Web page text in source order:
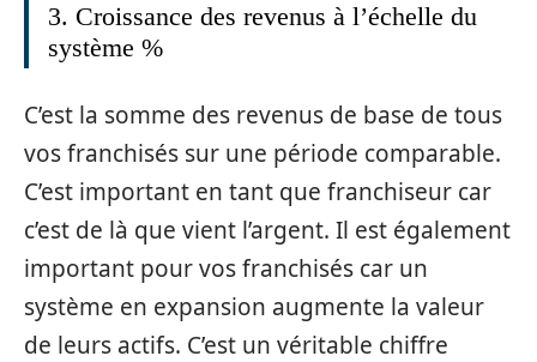
3. Croissance des revenus à l’échelle du
système %
C’est la somme des revenus de base de tous
vos franchisés sur une période comparable.
C’est important en tant que franchiseur car
c’est de là que vient l’argent. Il est également
important pour vos franchisés car un
système en expansion augmente la valeur
de leurs actifs. C’est un véritable chiffre